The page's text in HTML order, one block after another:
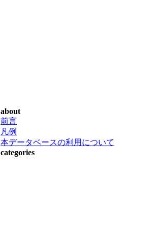
about
前言
凡例
本データベースの利用について
categories